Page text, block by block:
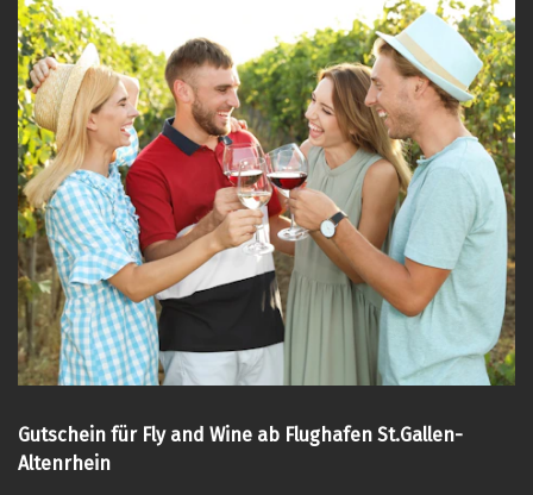
Gutschein für Fly and Wine ab Flughafen St.Gallen-
Altenrhein